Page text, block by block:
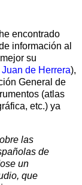
encontrado
información al
su
Juan de Herrera),
General de
(atlas
etc.) ya
las
de
un
que